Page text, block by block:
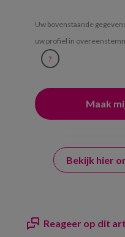
Uw bovenstaande
uw profiel in
?
Bekijk hier
Reageer op dit